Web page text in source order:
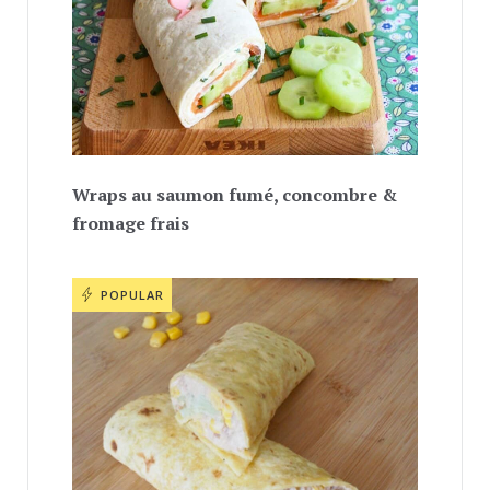
Wraps au saumon fumé, concombre &
fromage frais
POPULAR